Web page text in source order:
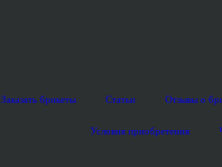
Заказать брикеты Статьи Отзывы о
Условия приобретения